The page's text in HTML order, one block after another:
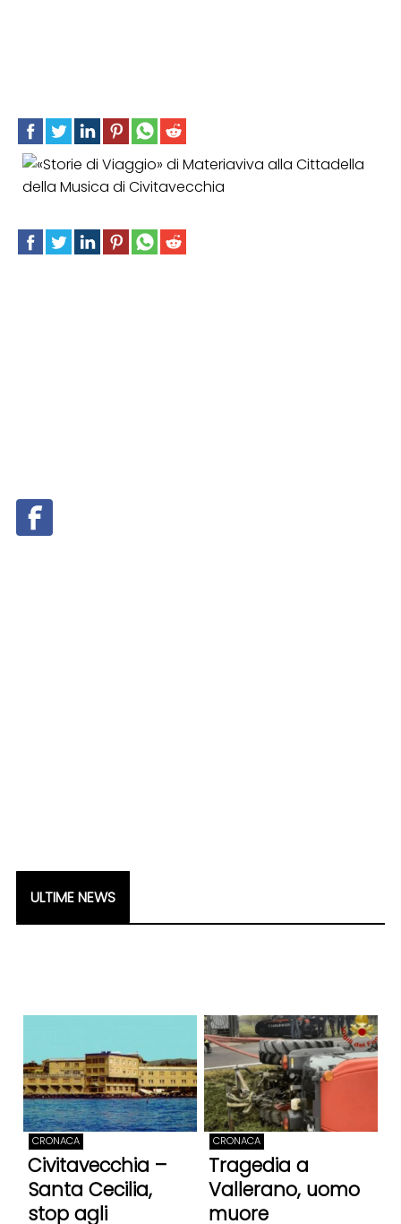
ULTIME NEWS
CRONACA
Civitavecchia –
Santa Cecilia,
stop agli
CRONACA
Tragedia a
Vallerano, uomo
muore